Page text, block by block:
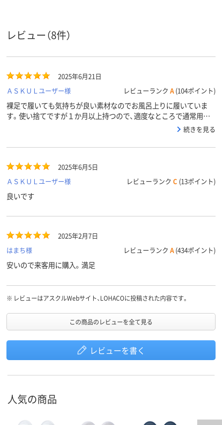
レビュー（8件）
2025年6月21日
ＡＳＫＵＬユーザー様
レビューランク A (104ポイント)
裸足で履いても気持ちが良い素材なのでお風呂上りに履いていま
す。使い捨てですが１か月以上持つので、適度なところで通常用に
使う様におろし、色違いで購入している別の色の方のを新たにお風
０足あると、１年はもつ様です。
続きを見る
2025年6月5日
ＡＳＫＵＬユーザー様
レビューランク C (13ポイント)
良いです
2025年2月7日
はまち様
レビューランク A (434ポイント)
安いので来客用に購入。満足
※ レビューはアスクルWebサイト、LOHACOに投稿された内容です。
この商品のレビューを全て見る
レビューを書く
人気の商品